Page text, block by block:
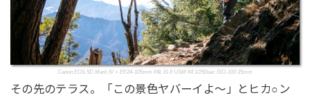
Canon EOS 5D Mark IV + EF24-105mm f/4L IS II USM f/4 1/250sec ISO-100 35mm
その先のテラス。「この景色ヤバーイよ～」とヒカ○ン